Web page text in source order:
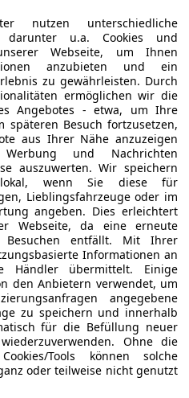
die Richtigkeit der Angaben
Nach Oben
größte Online-Automarkt.
nutzen unterschiedliche
darunter u.a. Cookies und
Webseite, um Ihnen
anzubieten und ein
zu gewährleisten. Durch
ermöglichen wir die
Angebotes - etwa, um Ihre
späteren Besuch fortzusetzen,
aus Ihrer Nähe anzuzeigen
und Nachrichten
auszuwerten. Wir speichern
lokal, wenn Sie diese für
Lieblingsfahrzeuge oder im
angeben. Dies erleichtert
Webseite, da eine erneute
Besuchen entfällt. Mit Ihrer
Informationen an
Händler übermittelt. Einige
den Anbietern verwendet, um
angegebene
zu speichern und innerhalb
für die Befüllung neuer
Ohne die
Tools können solche
oder teilweise nicht genutzt